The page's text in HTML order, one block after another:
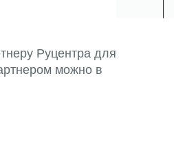
Руцентра для
можно в